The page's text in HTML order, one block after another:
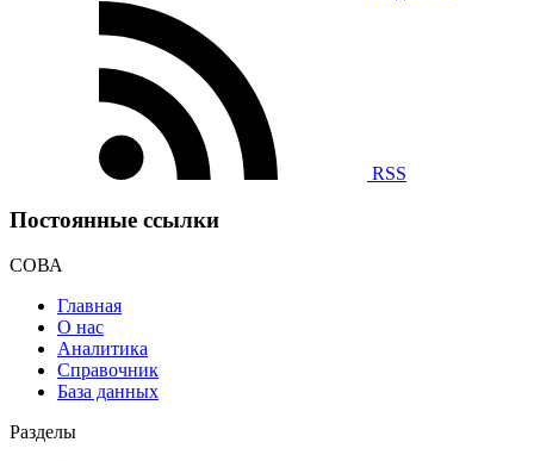
RSS
Постоянные ссылки
СОВА
Главная
О нас
Аналитика
Справочник
База данных
Разделы